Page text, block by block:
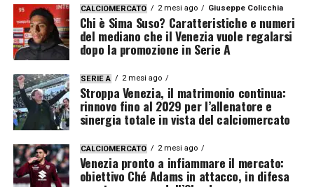
CALCIOMERCATO 2 mesi ago Giuseppe Colicchia
Chi è Sima Suso? Caratteristiche e numeri
del mediano che il Venezia vuole regalarsi
dopo la promozione in Serie A
SERIE A 2 mesi ago
Stroppa Venezia, il matrimonio continua:
rinnovo fino al 2029 per l’allenatore e
sinergia totale in vista del calciomercato
CALCIOMERCATO 2 mesi ago
Venezia pronto a infiammare il mercato:
obiettivo Ché Adams in attacco, in difesa